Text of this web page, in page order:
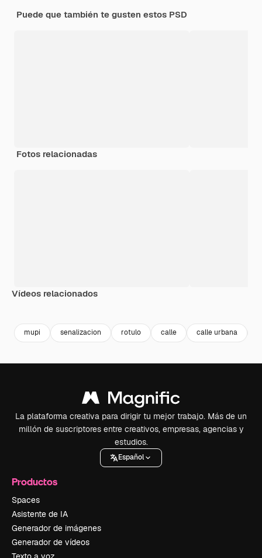
Puede que también te gusten estos PSD
Fotos relacionadas
Vídeos relacionados
mupi senalizacion rotulo calle calle urbana
La plataforma creativa para dirigir tu mejor trabajo. Más de un
millón de suscriptores entre creativos, empresas, agencias y
estudios.
Español
Productos
Spaces
Asistente de IA
Generador de imágenes
Generador de vídeos